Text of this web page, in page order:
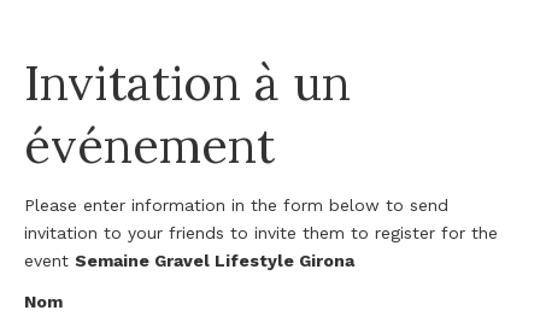
Invitation à un
événement
Please enter information in the form below to send
invitation to your friends to invite them to register for the
event Semaine Gravel Lifestyle Girona
Nom